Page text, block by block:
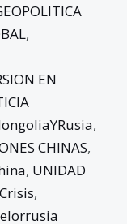
,
EN
,
CHINAS,
, UNIDAD
,